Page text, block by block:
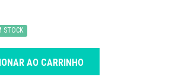
STOCK
AO CARRINHO